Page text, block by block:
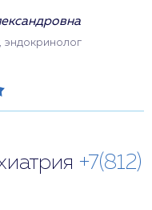
эндокринолог
+7(812)